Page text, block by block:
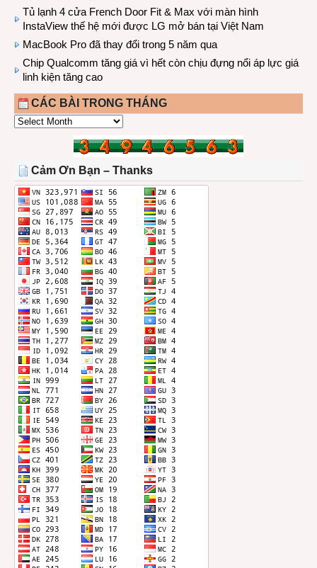
Tủ lạnh 4 cửa French Door Fit & Max với màn hình
InstaView thế hệ mới được LG mở bán tại Việt Nam
MacBook Pro đã thay đổi trong 5 năm qua
Chip Qualcomm tăng giá vì hết còn chịu đựng nổi áp lực giá
linh kiện tăng cao
CÁC BÀI TRONG THÁNG
CÁC
THÁNG
Cảm Ơn Bạn – Thanks